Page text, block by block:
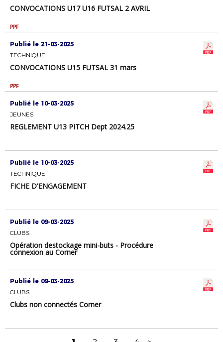
CONVOCATIONS U17 U16 FUTSAL 2 AVRIL
PPF
Publié le 21-03-2025
TECHNIQUE
CONVOCATIONS U15 FUTSAL 31 mars
PPF
Publié le 10-03-2025
JEUNES
REGLEMENT U13 PITCH Dept 2024.25
Publié le 10-03-2025
TECHNIQUE
FICHE D'ENGAGEMENT
Publié le 09-03-2025
CLUBS
Opération destockage mini-buts - Procédure
connexion au Corner
Publié le 09-03-2025
CLUBS
Clubs non connectés Corner